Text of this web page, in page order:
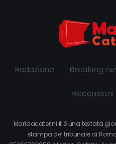
Redazione Breaking
Recensioni
Maridacaterini.it è una testata
stampa del tribunale di